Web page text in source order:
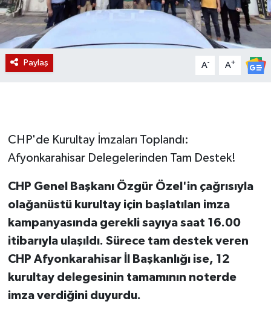
Paylaş A- A+
CHP'de Kurultay İmzaları Toplandı:
Afyonkarahisar Delegelerinden Tam Destek!
CHP Genel Başkanı Özgür Özel'in çağrısıyla
olağanüstü kurultay için başlatılan imza
kampanyasında gerekli sayıya saat 16.00
itibarıyla ulaşıldı. Sürece tam destek veren
CHP Afyonkarahisar İl Başkanlığı ise, 12
kurultay delegesinin tamamının noterde
imza verdiğini duyurdu.